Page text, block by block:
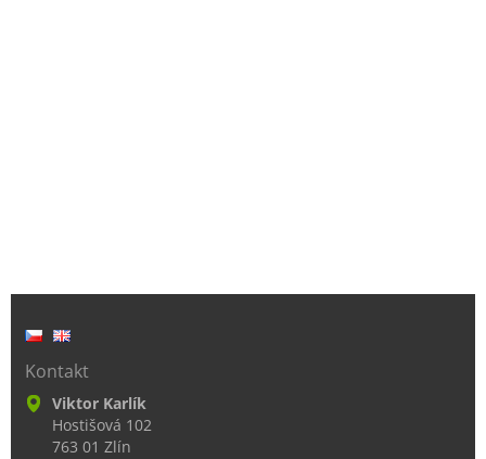
Kontakt
Viktor Karlík
Hostišová 102
763 01 Zlín